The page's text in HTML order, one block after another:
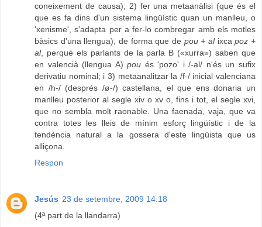
coneixement de causa); 2) fer una metaanàlisi (que és el
que es fa dins d'un sistema lingüístic quan un manlleu, o
'xenisme', s'adapta per a fer-lo combregar amb els motles
bàsics d'una llengua), de forma que de pou + alixcapoz +
al, perquè els parlants de la parla B («xurra») saben que
en valencià (llengua A)pou és 'pozo' i /-al/ n'és un sufix
derivatiu nominal; i 3) metaanalitzar la /f-/ inicial valenciana
en /h-/ (després /ø-/) castellana, el que ens donaria un
manlleu posterior al segle xiv o xv o, fins i tot, el segle xvi,
que no sembla molt raonable. Una faenada, vaja, que va
contra totes les lleis de mínim esforç lingüístic i de la
tendència natural a la gossera d'este lingüista que us
alliçona.
Respon
Jesús 23 de setembre, 2009 14:18
(4ª part de la llandarra)